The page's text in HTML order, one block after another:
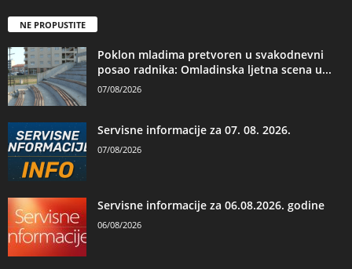
NE PROPUSTITE
Poklon mladima pretvoren u svakodnevni
posao radnika: Omladinska ljetna scena u...
07/08/2026
Servisne informacije za 07. 08. 2026.
07/08/2026
Servisne informacije za 06.08.2026. godine
06/08/2026